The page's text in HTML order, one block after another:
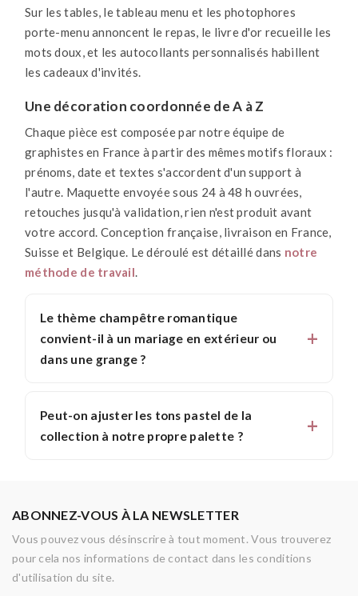
Sur les tables, le tableau menu et les photophores
porte-menu annoncent le repas, le livre d'or recueille les
mots doux, et les autocollants personnalisés habillent
les cadeaux d'invités.
Une décoration coordonnée de A à Z
Chaque pièce est composée par notre équipe de
graphistes en France à partir des mêmes motifs floraux :
prénoms, date et textes s'accordent d'un support à
l'autre. Maquette envoyée sous 24 à 48 h ouvrées,
retouches jusqu'à validation, rien n'est produit avant
votre accord. Conception française, livraison en France,
Suisse et Belgique. Le déroulé est détaillé dans notre
méthode de travail.
Le thème champêtre romantique
convient-il à un mariage en extérieur ou
dans une grange ?
Peut-on ajuster les tons pastel de la
collection à notre propre palette ?
ABONNEZ-VOUS À LA NEWSLETTER
Vous pouvez vous désinscrire à tout moment. Vous trouverez
pour cela nos informations de contact dans les conditions
d'utilisation du site.